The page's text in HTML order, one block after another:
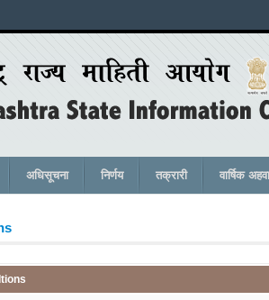
अधिसूचना निर्णय तक्रारी वार्षिक